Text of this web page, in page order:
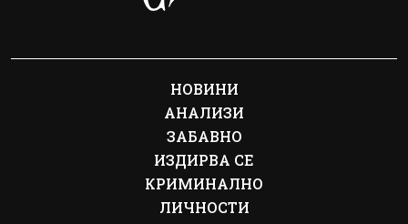
НОВИНИ
АНАЛИЗИ
ЗАБАВНО
ИЗДИРВА СЕ
КРИМИНАЛНО
ЛИЧНОСТИ